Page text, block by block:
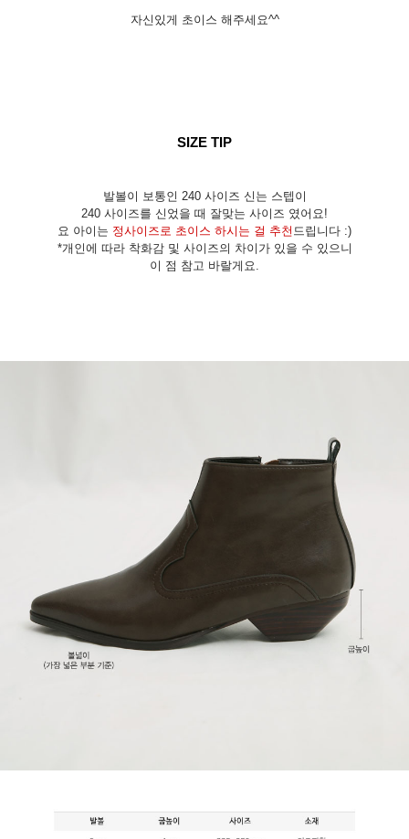
자신있게 초이스 해주세요^^
SIZE TIP
발볼이 보통인 240 사이즈 신는 스텝이
240 사이즈를 신었을 때 잘맞는 사이즈 였어요!
요 아이는 정사이즈로 초이스 하시는 걸 추천 드립니다 :)
*개인에 따라 착화감 및 사이즈의 차이가 있을 수 있으니
이 점 참고 바랄게요.